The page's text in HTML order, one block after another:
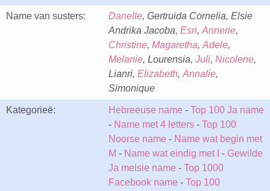
Name van susters: Danelle, Gertruida Cornelia, Elsie
Andrika Jacoba, Esri, Annerie,
Christine, Magaretha, Adele,
Melanie, Lourensia, Juli, Nicolene,
Lianri, Elizabeth, Annalie,
Simonique
Kategorieë: Hebreeuse name - Top 100 Ja name
- Name met 4 letters - Top 100
Noorse name - Name wat begin met
M - Name wat eindig met I - Gewilde
Ja meisie name - Top 1000
Facebook name - Top 100